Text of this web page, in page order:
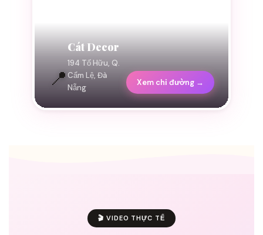
📍
Cát Decor
194 Tố Hữu, Q.
Cẩm Lệ, Đà
Nẵng
Xem chỉ đường →
🎬 VIDEO THỰC TẾ